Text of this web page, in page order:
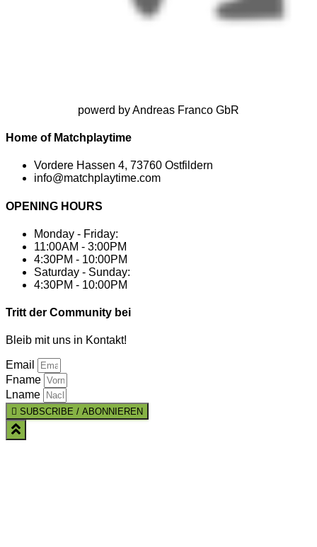
powerd by Andreas Franco GbR
Home of Matchplaytime
Vordere Hassen 4, 73760 Ostfildern
info@matchplaytime.com
OPENING HOURS
Monday - Friday:
11:00AM - 3:00PM
4:30PM - 10:00PM
Saturday - Sunday:
4:30PM - 10:00PM
Tritt der Community bei
Bleib mit uns in Kontakt!
Email
Fname
Lname
SUBSCRIBE / ABONNIEREN